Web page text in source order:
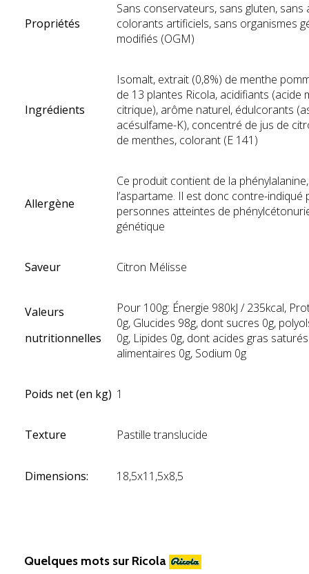
Propriétés
Sans conservateurs, sans gluten, sans
colorants artificiels, sans organismes
modifiés (OGM)
Ingrédients
Isomalt, extrait (0,8%) de menthe
de 13 plantes Ricola, acidifiants (acide
citrique), arôme naturel, édulcorants
acésulfame-K), concentré de jus de
de menthes, colorant (E 141)
Allergène
Ce produit contient de la
l’aspartame. Il est donc contre-indiqué
personnes atteintes de
génétique
Saveur Citron Mélisse
Valeurs
nutritionnelles
Pour 100g: Énergie 980kJ / 235kcal,
0g, Glucides 98g, dont sucres 0g,
0g, Lipides 0g, dont acides gras
alimentaires 0g, Sodium 0g
Poids net (en kg) 1
Texture Pastille translucide
Dimensions: 18,5x11,5x8,5
Quelques mots sur Ricola